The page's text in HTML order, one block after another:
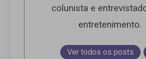
colunista e
entretenimento.
Ver todos os posts